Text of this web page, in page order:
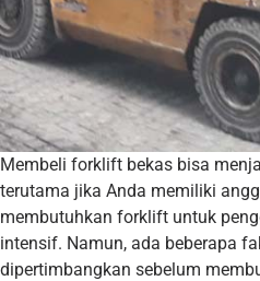
Membeli forklift bekas bisa
terutama jika Anda memiliki
membutuhkan forklift untuk
intensif. Namun, ada beberapa
dipertimbangkan sebelum